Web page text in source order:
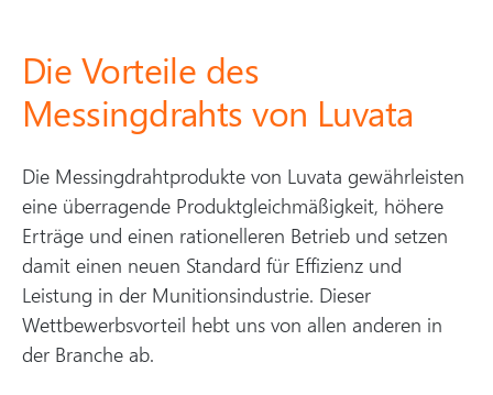
Die Vorteile des
Messingdrahts von Luvata
Die Messingdrahtprodukte von Luvata gewährleisten
eine überragende Produktgleichmäßigkeit, höhere
Erträge und einen rationelleren Betrieb und setzen
damit einen neuen Standard für Effizienz und
Leistung in der Munitionsindustrie. Dieser
Wettbewerbsvorteil hebt uns von allen anderen in
der Branche ab.